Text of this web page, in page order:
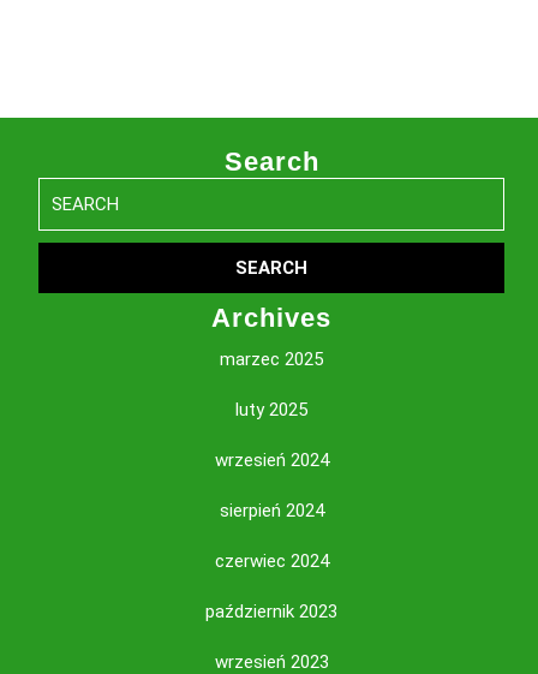
Search
for:
Archives
marzec 2025
luty 2025
wrzesień 2024
sierpień 2024
czerwiec 2024
październik 2023
wrzesień 2023